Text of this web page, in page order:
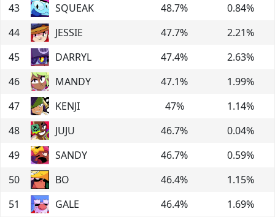
43
SQUEAK 48.7% 0.84%
44
JESSIE 47.7% 2.21%
45
DARRYL 47.4% 2.63%
46
MANDY 47.1% 1.99%
47
KENJI 47% 1.14%
48
JUJU 46.7% 0.04%
49
SANDY 46.7% 0.59%
50
BO 46.4% 1.15%
51
GALE 46.4% 1.69%